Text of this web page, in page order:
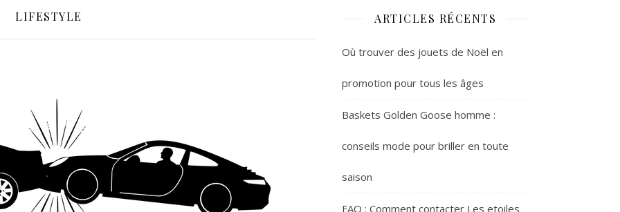
LIFESTYLE ARTICLES RÉCENTS
Où trouver des jouets de Noël en
promotion pour tous les âges
Baskets Golden Goose homme :
conseils mode pour briller en toute
saison
FAQ : Comment contacter Les etoiles